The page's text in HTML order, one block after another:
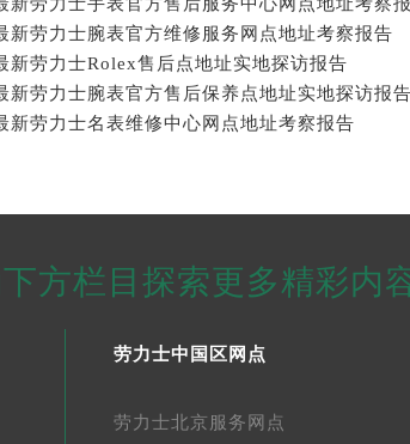
新劳力士腕表官方维修服务网点地址考察报告
新劳力士Rolex售后点地址实地探访报告
新劳力士腕表官方售后保养点地址实地探访报
新劳力士名表维修中心网点地址考察报告
方栏目探索更多精彩内
劳力士中国区网点
劳力士北京服务网点